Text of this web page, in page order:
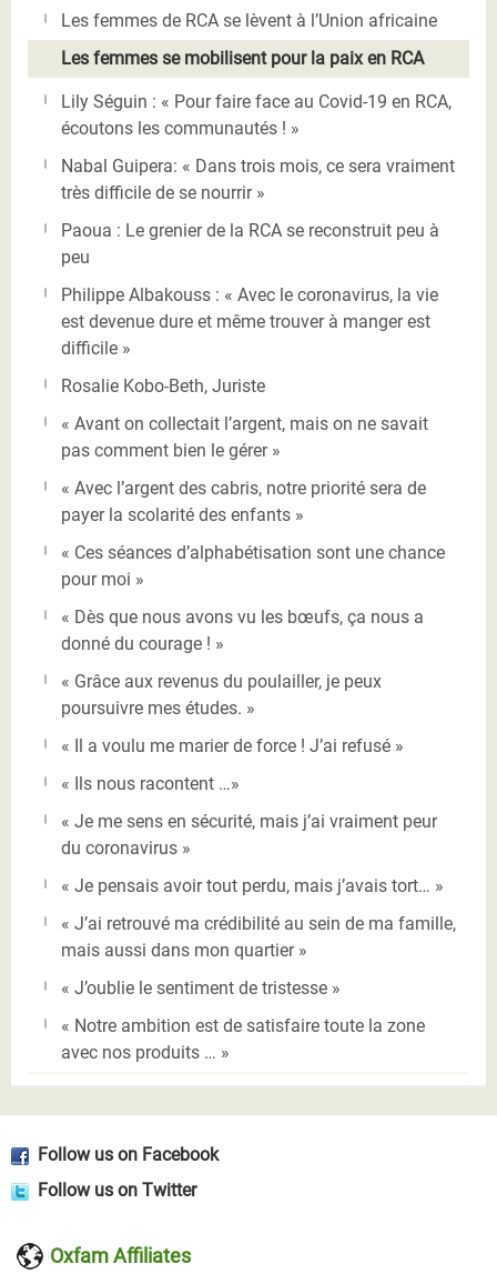
Les femmes de RCA se lèvent à l’Union africaine
Les femmes se mobilisent pour la paix en RCA
Lily Séguin : « Pour faire face au Covid-19 en RCA,
écoutons les communautés ! »
Nabal Guipera: « Dans trois mois, ce sera vraiment
très difficile de se nourrir »
Paoua : Le grenier de la RCA se reconstruit peu à
peu
Philippe Albakouss : « Avec le coronavirus, la vie
est devenue dure et même trouver à manger est
difficile »
Rosalie Kobo-Beth, Juriste
« Avant on collectait l’argent, mais on ne savait
pas comment bien le gérer »
« Avec l’argent des cabris, notre priorité sera de
payer la scolarité des enfants »
« Ces séances d’alphabétisation sont une chance
pour moi »
« Dès que nous avons vu les bœufs, ça nous a
donné du courage ! »
« Grâce aux revenus du poulailler, je peux
poursuivre mes études. »
« Il a voulu me marier de force ! J’ai refusé »
« Ils nous racontent …»
« Je me sens en sécurité, mais j’ai vraiment peur
du coronavirus »
« Je pensais avoir tout perdu, mais j’avais tort… »
« J’ai retrouvé ma crédibilité au sein de ma famille,
mais aussi dans mon quartier »
« J’oublie le sentiment de tristesse »
« Notre ambition est de satisfaire toute la zone
avec nos produits … »
Follow us on Facebook
Follow us on Twitter
Oxfam Affiliates